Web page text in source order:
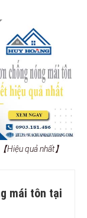
Hiệu quả nhất】
mái tôn tại